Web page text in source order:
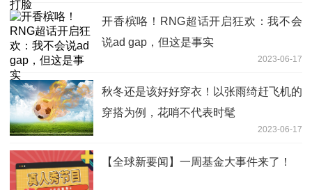
开香槟咯！RNG超话开启狂欢：我不会
说ad gap，但这是事实
2023-06-17
秋冬还是该好好穿衣！以张雨绮赶飞机的
穿搭为例，花哨不代表时髦
2023-06-17
【全球新要闻】一周基金大事件来了！